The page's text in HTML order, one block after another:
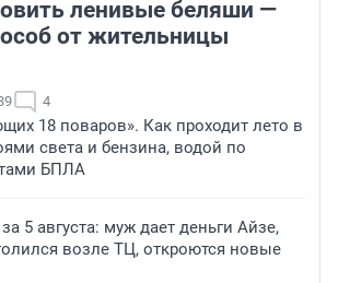
ленивые беляши —
от жительницы
4
18 поваров». Как проходит лето в
света и бензина, водой по
БПЛА
5 августа: муж дает деньги Айзе,
возле ТЦ, откроются новые